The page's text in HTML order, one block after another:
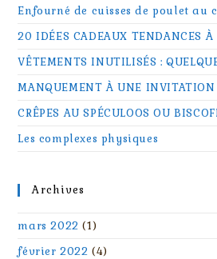
Enfourné de cuisses de poulet au
20 IDÉES CADEAUX TENDANCES À
VÊTEMENTS INUTILISÉS :
MANQUEMENT À UNE INVITATION
CRÊPES AU SPÉCULOOS OU
Les complexes physiques
Archives
mars 2022 (1)
février 2022 (4)